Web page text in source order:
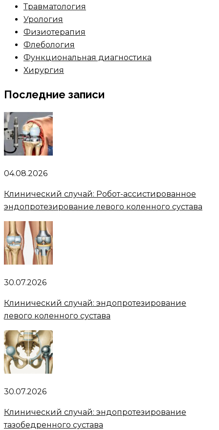
Травматология
Урология
Физиотерапия
Флебология
Функциональная диагностика
Хирургия
Последние записи
04.08.2026
Клинический случай: Робот-ассистированное
эндопротезирование левого коленного сустава
30.07.2026
Клинический случай: эндопротезирование
левого коленного сустава
30.07.2026
Клинический случай: эндопротезирование
тазобедренного сустава